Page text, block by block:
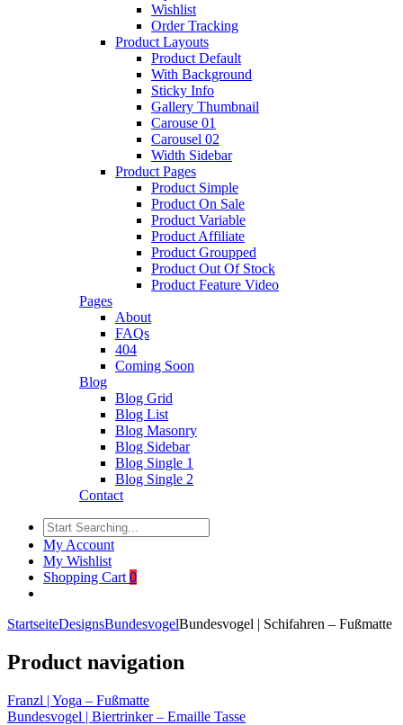
Wishlist
Order Tracking
Product Layouts
Product Default
With Background
Sticky Info
Gallery Thumbnail
Carouse 01
Carousel 02
Width Sidebar
Product Pages
Product Simple
Product On Sale
Product Variable
Product Affiliate
Product Groupped
Product Out Of Stock
Product Feature Video
Pages
About
FAQs
404
Coming Soon
Blog
Blog Grid
Blog List
Blog Masonry
Blog Sidebar
Blog Single 1
Blog Single 2
Contact
My Account
My Wishlist
Shopping Cart 0
StartseiteDesignsBundesvogelBundesvogel | Schifahren – Fußmatte
Product navigation
Franzl | Yoga – Fußmatte
Bundesvogel | Biertrinker – Emaille Tasse